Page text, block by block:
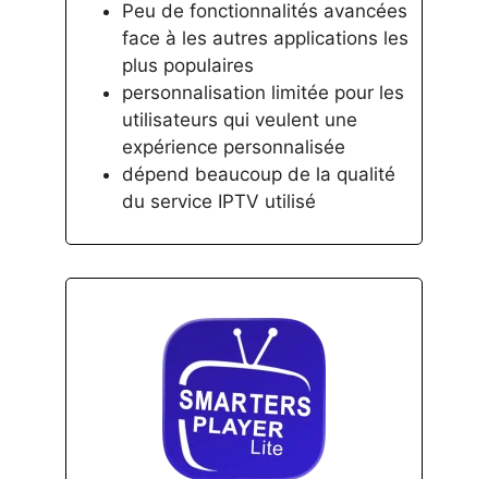
Peu de fonctionnalités avancées
face à les autres applications les
plus populaires
personnalisation limitée pour les
utilisateurs qui veulent une
expérience personnalisée
dépend beaucoup de la qualité
du service IPTV utilisé